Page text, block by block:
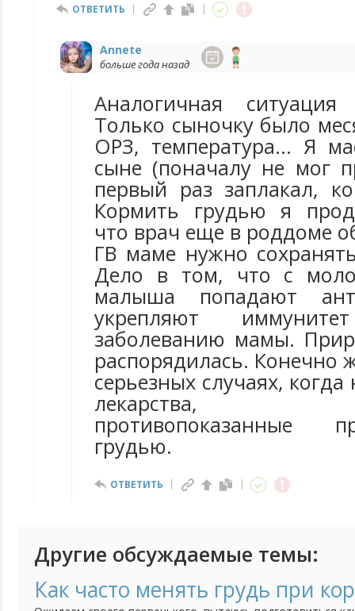
ОТВЕТИТЬ
Annete
больше года назад
Аналогичная
Только сыночку было
ОРЗ, температура... Я
сыне (поначалу не мог
первый раз заплакал,
Кормить грудью я
что врач еще в роддоме
ГВ маме нужно
Дело в том, что с
малыша попадают
укрепляют
заболеванию мамы.
распорядилась. Конечно
серьезных случаях,
лекарства,
противопоказанные
грудью.
ОТВЕТИТЬ
Другие обсуждаемые темы:
Как часто менять грудь при